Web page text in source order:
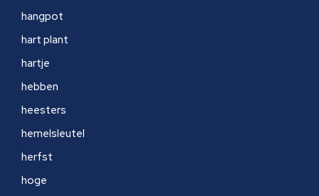
hangpot
hart plant
hartje
hebben
heesters
hemelsleutel
herfst
hoge